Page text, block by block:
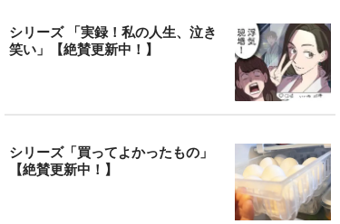
シリーズ 「実録！私の人生、泣き
笑い」【絶賛更新中！】
シリーズ「買ってよかったもの」
【絶賛更新中！】